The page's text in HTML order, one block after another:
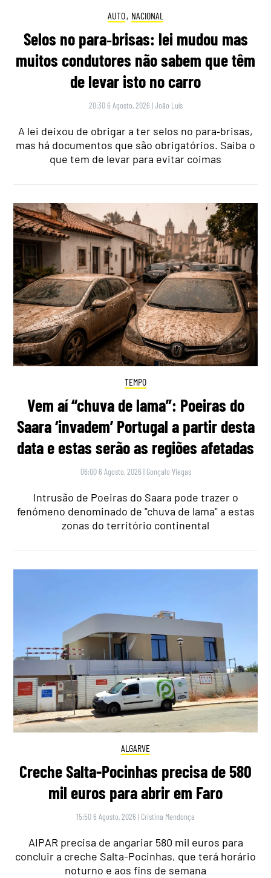
AUTO, NACIONAL
Selos no para‑brisas: lei mudou mas
muitos condutores não sabem que têm
de levar isto no carro
20:30 6 Agosto, 2026 |João Luís
A lei deixou de obrigar a ter selos no para‑brisas,
mas há documentos que são obrigatórios. Saiba o
que tem de levar para evitar coimas
TEMPO
Vem aí “chuva de lama”: Poeiras do
Saara ‘invadem’ Portugal a partir desta
data e estas serão as regiões afetadas
06:00 6 Agosto, 2026 | Gonçalo Viegas
Intrusão de Poeiras do Saara pode trazer o
fenómeno denominado de "chuva de lama" a estas
zonas do território continental
ALGARVE
Creche Salta-Pocinhas precisa de 580
mil euros para abrir em Faro
15:50 6 Agosto, 2026 | Cristina Mendonça
AIPAR precisa de angariar 580 mil euros para
concluir a creche Salta-Pocinhas, que terá horário
noturno e aos fins de semana